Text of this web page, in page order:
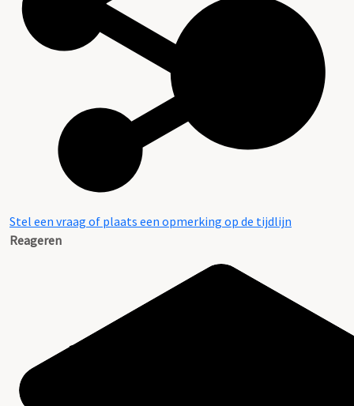
Stel een vraag of plaats een opmerking op de tijdlijn
Reageren